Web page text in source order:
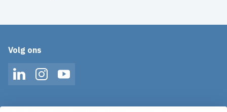
Volg ons
LinkedInInstagramYouTube